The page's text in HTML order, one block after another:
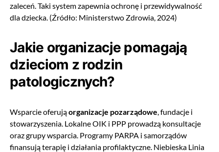
zaleceń. Taki system zapewnia ochronę i przewidywalność
dla dziecka. (Źródło: Ministerstwo Zdrowia, 2024)
Jakie organizacje pomagają
dzieciom z rodzin
patologicznych?
Wsparcie oferująorganizacje pozarządowe , fundacje i
stowarzyszenia. Lokalne OIK i PPP prowadzą konsultacje
oraz grupy wsparcia. Programy PARPA i samorządów
finansują terapię i działania profilaktyczne. Niebieska Linia